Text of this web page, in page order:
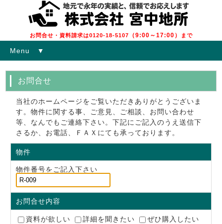
お問合せ・資料請求は0120-18-5107 （9:00～17:00） まで
Menu ▼
お問合せ
当社のホームページをご覧いただきありがとうございま
す。物件に関する事、ご意見、ご相談、お問い合わせ
等、なんでもご連絡下さい。下記にご記入のうえ送信下
さるか、お電話、ＦＡＸにても承っております。
物件
物件番号をご記入下さい
お問合せ内容
資料が欲しい 詳細を聞きたい
ぜひ購入したい